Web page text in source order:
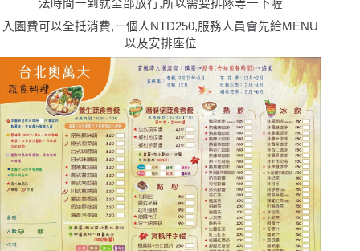
法時間一到就全部放行,所以需要排隊等一下喔
入園費可以全抵消費,一個人NTD250,服務人員會先給MENU
以及安排座位